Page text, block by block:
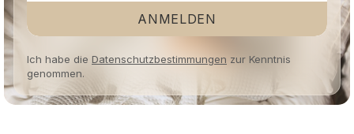
ANMELDEN
Ich habe die Datenschutzbestimmungen zur Kenntnis
genommen.